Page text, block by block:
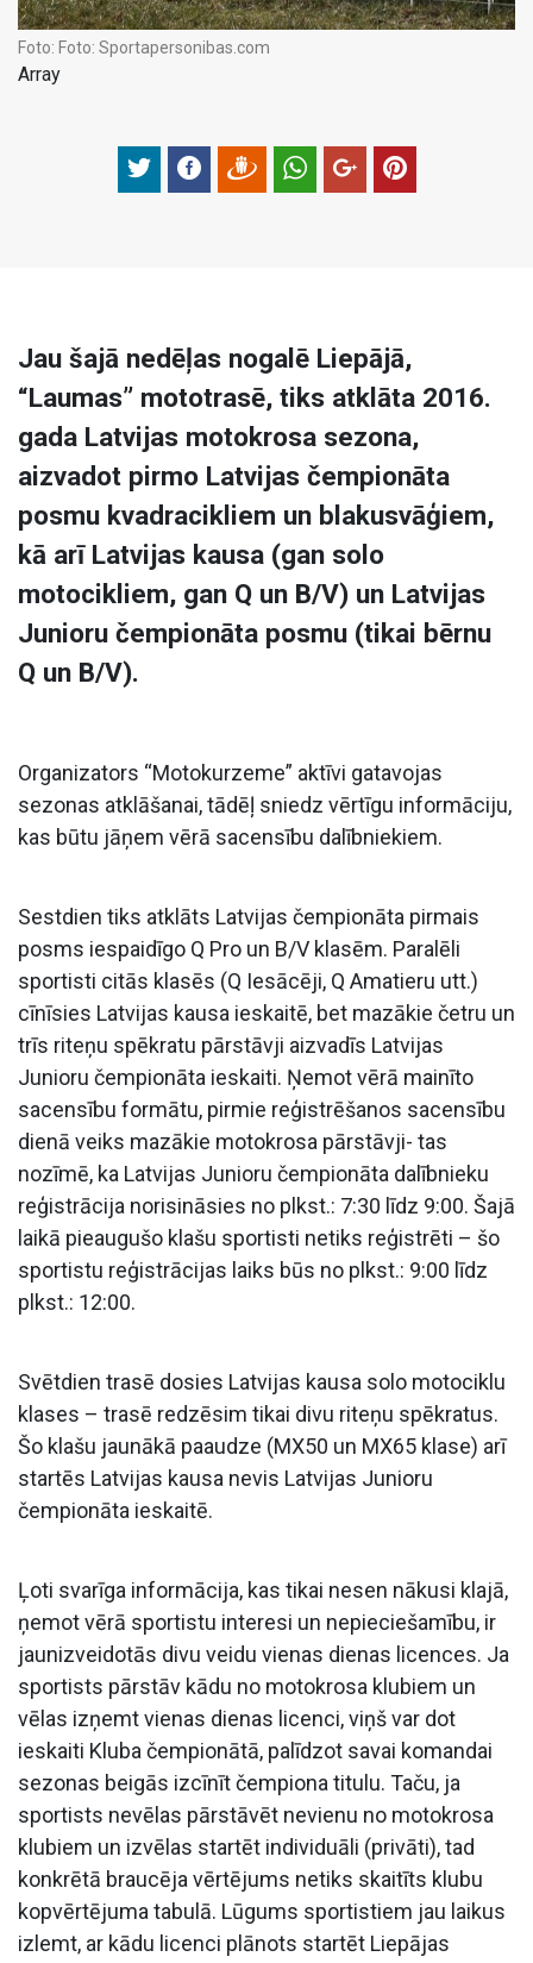
Foto: Foto: Sportapersonibas.com
Array
Jau šajā nedēļas nogalē Liepājā,
“Laumas” mototrasē, tiks atklāta 2016.
gada Latvijas motokrosa sezona,
aizvadot pirmo Latvijas čempionāta
posmu kvadracikliem un blakusvāģiem,
kā arī Latvijas kausa (gan solo
motocikliem, gan Q un B/V) un Latvijas
Junioru čempionāta posmu (tikai bērnu
Q un B/V).
Organizators “Motokurzeme” aktīvi gatavojas
sezonas atklāšanai, tādēļ sniedz vērtīgu informāciju,
kas būtu jāņem vērā sacensību dalībniekiem.
Sestdien tiks atklāts Latvijas čempionāta pirmais
posms iespaidīgo Q Pro un B/V klasēm. Paralēli
sportisti citās klasēs (Q Iesācēji, Q Amatieru utt.)
cīnīsies Latvijas kausa ieskaitē, bet mazākie četru un
trīs riteņu spēkratu pārstāvji aizvadīs Latvijas
Junioru čempionāta ieskaiti. Ņemot vērā mainīto
sacensību formātu, pirmie reģistrēšanos sacensību
dienā veiks mazākie motokrosa pārstāvji- tas
nozīmē, ka Latvijas Junioru čempionāta dalībnieku
reģistrācija norisināsies no plkst.: 7:30 līdz 9:00. Šajā
laikā pieaugušo klašu sportisti netiks reģistrēti – šo
sportistu reģistrācijas laiks būs no plkst.: 9:00 līdz
plkst.: 12:00.
Svētdien trasē dosies Latvijas kausa solo motociklu
klases – trasē redzēsim tikai divu riteņu spēkratus.
Šo klašu jaunākā paaudze (MX50 un MX65 klase) arī
startēs Latvijas kausa nevis Latvijas Junioru
čempionāta ieskaitē.
Ļoti svarīga informācija, kas tikai nesen nākusi klajā,
ņemot vērā sportistu interesi un nepieciešamību, ir
jaunizveidotās divu veidu vienas dienas licences. Ja
sportists pārstāv kādu no motokrosa klubiem un
vēlas izņemt vienas dienas licenci, viņš var dot
ieskaiti Kluba čempionātā, palīdzot savai komandai
sezonas beigās izcīnīt čempiona titulu. Taču, ja
sportists nevēlas pārstāvēt nevienu no motokrosa
klubiem un izvēlas startēt individuāli (privāti), tad
konkrētā braucēja vērtējums netiks skaitīts klubu
kopvērtējuma tabulā. Lūgums sportistiem jau laikus
izlemt, ar kādu licenci plānots startēt Liepājas